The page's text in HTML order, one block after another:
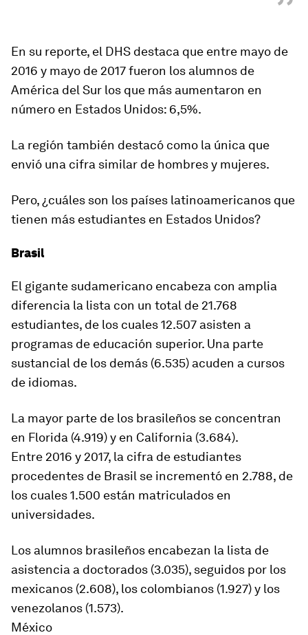
En su reporte, el DHS destaca que entre mayo de
2016 y mayo de 2017 fueron los alumnos de
América del Sur los que más aumentaron en
número en Estados Unidos: 6,5%.
La región también destacó como la única que
envió una cifra similar de hombres y mujeres.
Pero, ¿cuáles son los países latinoamericanos que
tienen más estudiantes en Estados Unidos?
Brasil
El gigante sudamericano encabeza con amplia
diferencia la lista con un total de 21.768
estudiantes, de los cuales 12.507 asisten a
programas de educación superior. Una parte
sustancial de los demás (6.535) acuden a cursos
de idiomas.
La mayor parte de los brasileños se concentran
en Florida (4.919) y en California (3.684).
Entre 2016 y 2017, la cifra de estudiantes
procedentes de Brasil se incrementó en 2.788, de
los cuales 1.500 están matriculados en
universidades.
Los alumnos brasileños encabezan la lista de
asistencia a doctorados (3.035), seguidos por los
mexicanos (2.608), los colombianos (1.927) y los
venezolanos (1.573).
México